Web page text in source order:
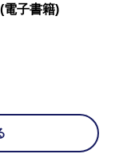
子書籍)